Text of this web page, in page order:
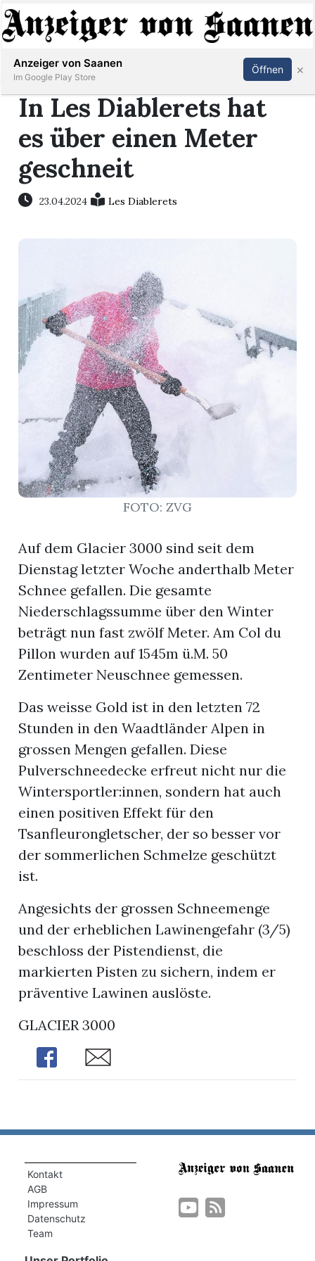
Events
Abonnieren Anmelden
In Les Diablerets hat
es über einen Meter
geschneit
23.04.2024 Les Diablerets
FOTO: ZVG
Auf dem Glacier 3000 sind seit dem
Dienstag letzter Woche anderthalb Meter
Schnee gefallen. Die gesamte
Niederschlagssumme über den Winter
beträgt nun fast zwölf Meter. Am Col du
Pillon wurden auf 1545m ü.M. 50
Zentimeter Neuschnee gemessen.
Das weisse Gold ist in den letzten 72
Stunden in den Waadtländer Alpen in
grossen Mengen gefallen. Diese
Pulverschneedecke erfreut nicht nur die
Wintersportler:innen, sondern hat auch
einen positiven Effekt für den
Tsanfleurongletscher, der so besser vor
der sommerlichen Schmelze geschützt
ist.
Angesichts der grossen Schneemenge
und der erheblichen Lawinengefahr (3/5)
beschloss der Pistendienst, die
markierten Pisten zu sichern, indem er
präventive Lawinen auslöste.
GLACIER 3000
Share
Share
Kontakt
AGB
Impressum
Datenschutz
Team
Anzeiger von Saanen
Im Google Play Store
Öffnen ×